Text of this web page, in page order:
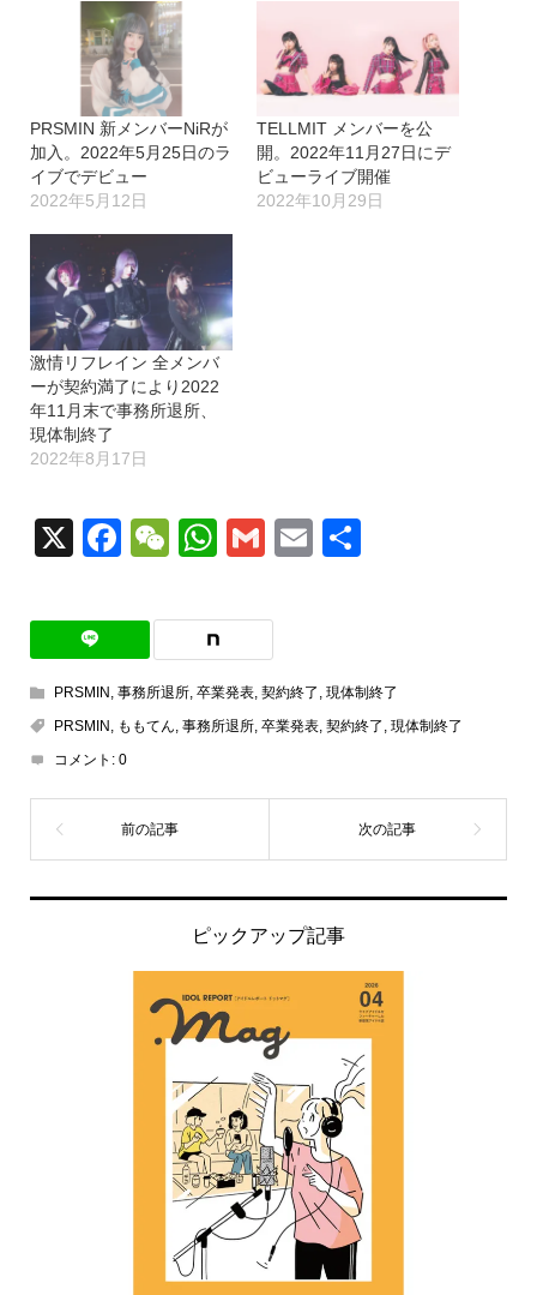
中…
PRSMIN 新メンバーNiRが
加入。2022年5月25日のラ
イブでデビュー
2022年5月12日
TELLMIT メンバーを公
開。2022年11月27日にデ
ビューライブ開催
2022年10月29日
激情リフレイン 全メンバ
ーが契約満了により2022
年11月末で事務所退所、
現体制終了
2022年8月17日
X Facebook
WeChat
WhatsApp
GmailEmail
PRSMIN , 事務所退所, 卒業発表, 契約終了 , 現体制終了
PRSMIN , ももてん, 事務所退所, 卒業発表, 契約終了 , 現体制終了
コメント: 0
ピックアップ記事